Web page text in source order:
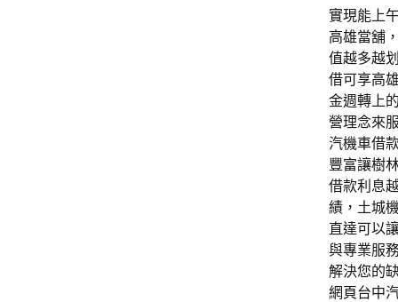
實現能上
高雄當舖
值越多越
借可享高
金週轉上
營理念來
汽機車借
豐富讓樹
借款利息
績，土城
直達可以
與專業服
解決您的
網頁台中